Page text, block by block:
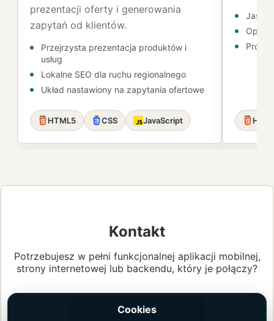
prezentacji oferty i generowania
zapytań od klientów.
Przejrzysta prezentacja produktów i
usług
Lokalne SEO dla ruchu regionalnego
Układ nastawiony na zapytania ofertowe
HTML5 CSS JavaScript
Jasna
Kontakt
Potrzebujesz w pełni funkcjonalnej aplikacji mobilnej,
strony internetowej lub backendu, który je połączy?
Wyślij zapytanie email
Cookies